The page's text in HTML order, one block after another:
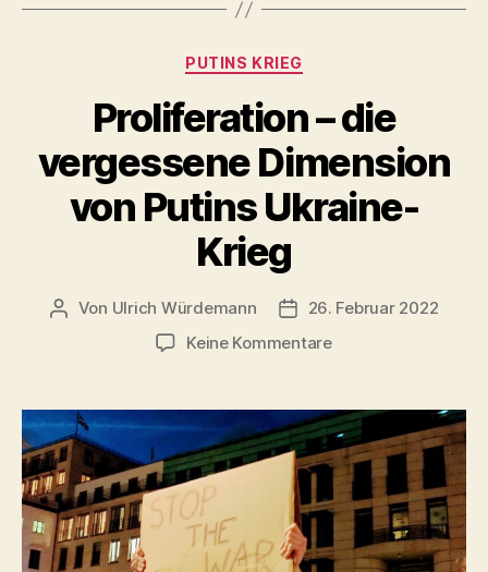
nach
AKW
bald
Mini-
AKWs
und
?“
Kategorien
PUTINS KRIEG
Proliferation – die
vergessene Dimension
von Putins Ukraine-
Krieg
Beitragsautor
Von Ulrich Würdemann Beitragsdatum
26. Februar 2022
Keine Kommentarezu
die
vergessene
Dimension
von
Putins
Ukraine-
Krieg